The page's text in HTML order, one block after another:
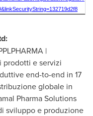
|
prodotti e servizi
end-to-end in 17
globale in
Pharma Solutions
sviluppo e produzione